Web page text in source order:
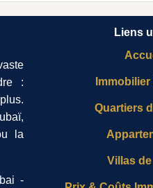
:
la
-
Liens
Quartiers
Villas